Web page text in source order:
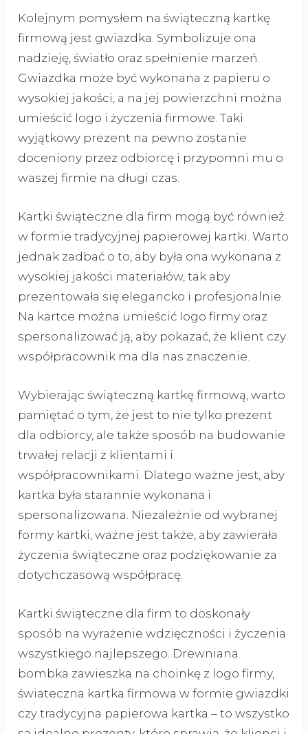
Kolejnym pomysłem na świąteczną kartkę
firmową jest gwiazdka. Symbolizuje ona
nadzieję, światło oraz spełnienie marzeń.
Gwiazdka może być wykonana z papieru o
wysokiej jakości, a na jej powierzchni można
umieścić logo i życzenia firmowe. Taki
wyjątkowy prezent na pewno zostanie
doceniony przez odbiorcę i przypomni mu o
waszej firmie na długi czas.
Kartki świąteczne dla firm mogą być również
w formie tradycyjnej papierowej kartki. Warto
jednak zadbać o to, aby była ona wykonana z
wysokiej jakości materiałów, tak aby
prezentowała się elegancko i profesjonalnie.
Na kartce można umieścić logo firmy oraz
spersonalizować ją, aby pokazać, że klient czy
współpracownik ma dla nas znaczenie.
Wybierając świąteczną kartkę firmową, warto
pamiętać o tym, że jest to nie tylko prezent
dla odbiorcy, ale także sposób na budowanie
trwałej relacji z klientami i
współpracownikami. Dlatego ważne jest, aby
kartka była starannie wykonana i
spersonalizowana. Niezależnie od wybranej
formy kartki, ważne jest także, aby zawierała
życzenia świąteczne oraz podziękowanie za
dotychczasową współpracę.
Kartki świąteczne dla firm to doskonały
sposób na wyrażenie wdzięczności i życzenia
wszystkiego najlepszego. Drewniana
bombka zawieszka na choinkę z logo firmy,
świateczna kartka firmowa w formie gwiazdki
czy tradycyjna papierowa kartka – to wszystko